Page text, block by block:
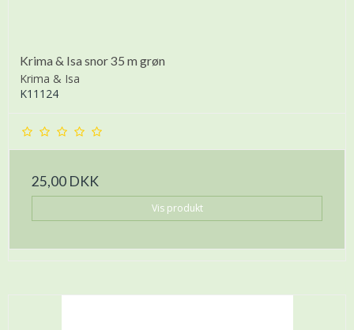
Krima & Isa snor 35 m grøn
Krima & Isa
K11124
25,00 DKK
Vis produkt